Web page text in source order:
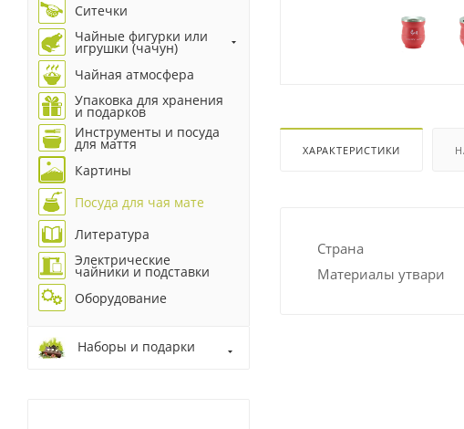
ХАРАКТЕРИСТИКИ
Страна
Материалы утвари
Ситечки
Чайные фигурки или
игрушки (чачун)
Чайная атмосфера
Упаковка для хранения
и подарков
Инструменты и посуда
для маття
Картины
Посуда для чая мате
Литература
Электрические
чайники и подставки
Оборудование
Наборы и подарки